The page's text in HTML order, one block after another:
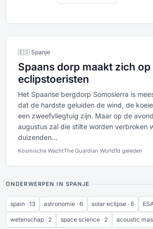
🇪🇸 Spanje
Spaans dorp maakt zich
eclipstoeristen
Het Spaanse bergdorp Somosierra is
dat de hardste geluiden de wind, de
een zweefvliegtuig zijn. Maar op de
augustus zal die stilte worden verbroken
duizenden...
Kosmische WachtThe Guardian World1d geleden
ONDERWERPEN IN SPANJE
spain · 13 astronomie · 6 solar eclipse · 6
wetenschap · 2 space science · 2 acoustic